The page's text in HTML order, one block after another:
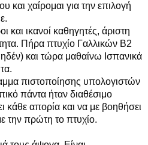
και χαίρομαι για την επιλογή
και ικανοί καθηγητές, άριστη
Πήρα πτυχίο Γαλλικών Β2
και τώρα μαθαίνω Ισπανικά
πιστοποίησης υπολογιστών
πάντα ήταν διαθέσιμο
κάθε απορία και να με βοηθήσει
την πρώτη το πτυχίο.